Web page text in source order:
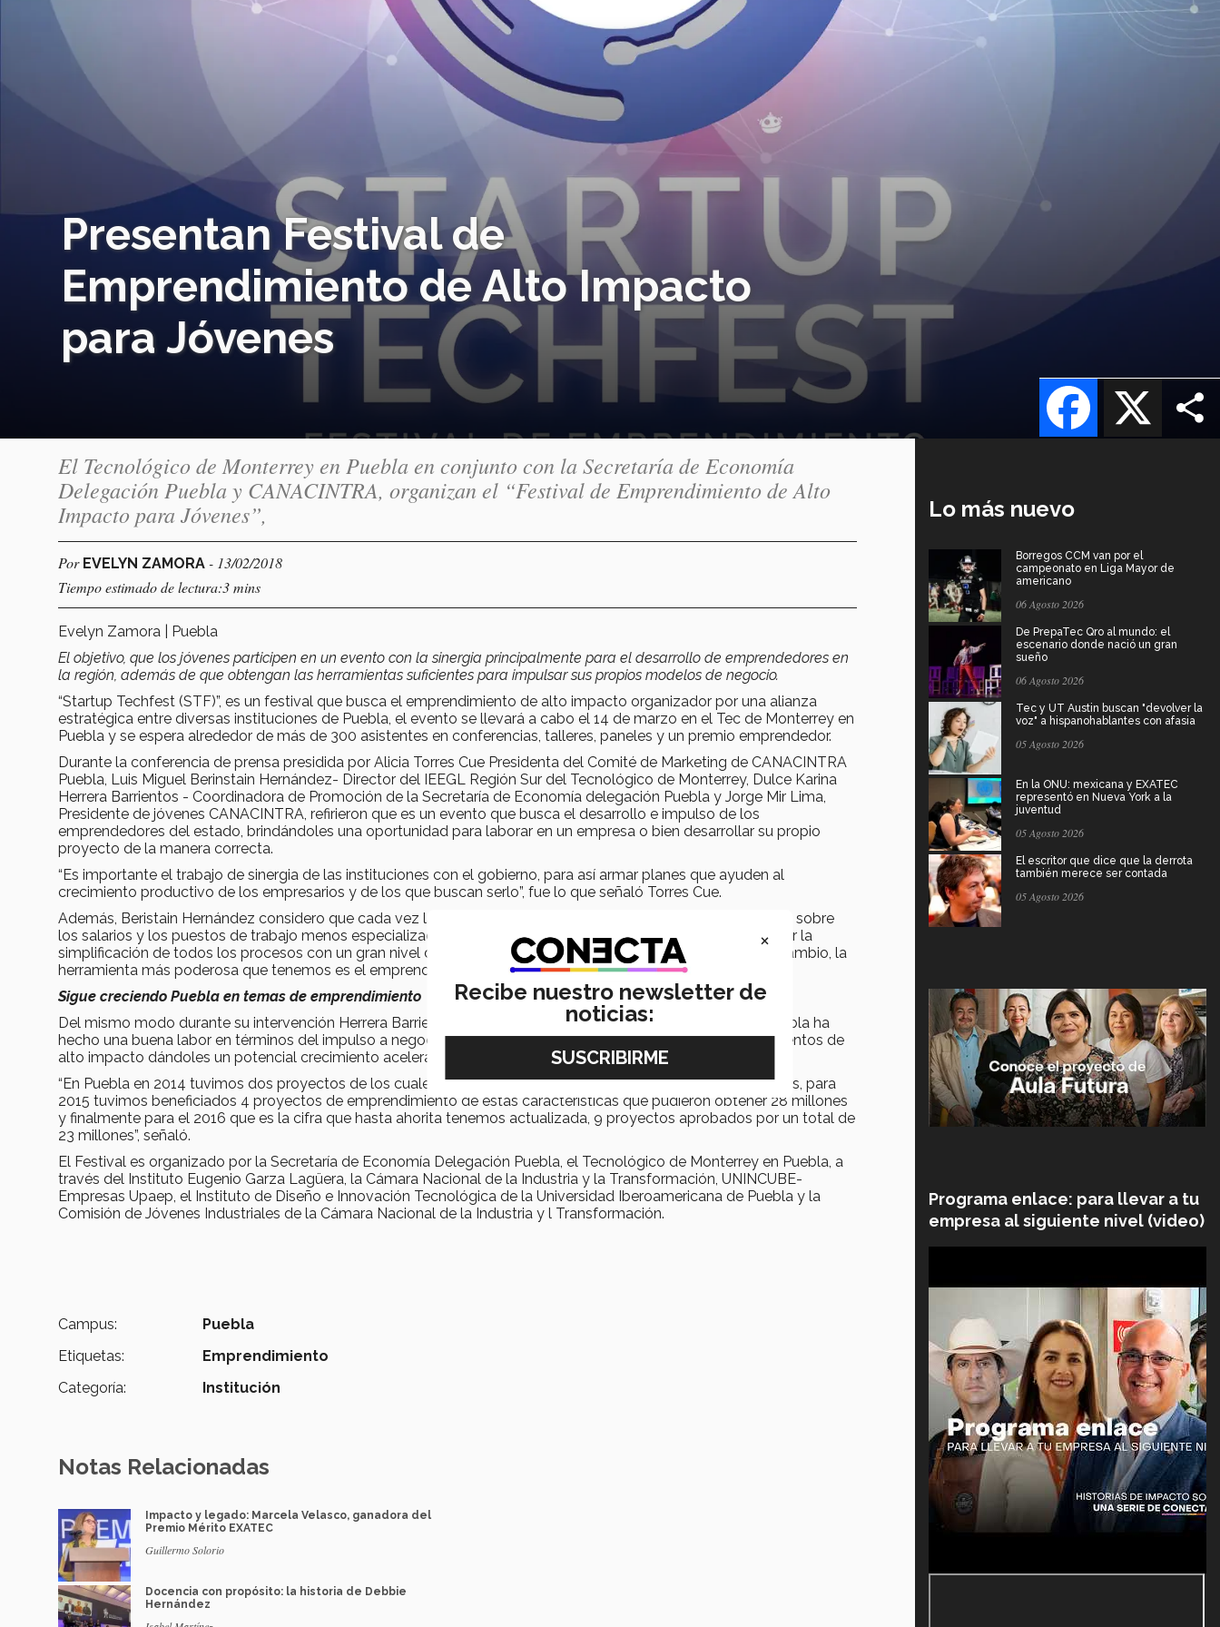
Presentan Festival de
Emprendimiento de Alto Impacto
para Jóvenes
X
Facebook
El Tecnológico de Monterrey en Puebla en conjunto con la Secretaría de Economía
Delegación Puebla y CANACINTRA, organizan el “Festival de Emprendimiento de Alto
Impacto para Jóvenes”,
Por EVELYN ZAMORA - 13/02/2018
Tiempo estimado de lectura:3 mins
Evelyn Zamora | Puebla
El objetivo, que los jóvenes participen en un evento con la sinergia principalmente para el desarrollo de emprendedores en
la región, además de que obtengan las herramientas suficientes para impulsar sus propios modelos de negocio.
“Startup Techfest (STF)”, es un festival que busca el emprendimiento de alto impacto organizador por una alianza
estratégica entre diversas instituciones de Puebla, el evento se llevará a cabo el 14 de marzo en el Tec de Monterrey en
Puebla y se espera alrededor de más de 300 asistentes en conferencias, talleres, paneles y un premio emprendedor.
Durante la conferencia de prensa presidida por Alicia Torres Cue Presidenta del Comité de Marketing de CANACINTRA
Puebla, Luis Miguel Berinstain Hernández- Director del IEEGL Región Sur del Tecnológico de Monterrey, Dulce Karina
Herrera Barrientos - Coordinadora de Promoción de la Secretaría de Economía delegación Puebla y Jorge Mir Lima,
Presidente de jóvenes CANACINTRA, refirieron que es un evento que busca el desarrollo e impulso de los
emprendedores del estado, brindándoles una oportunidad para laborar en un empresa o bien desarrollar su propio
proyecto de la manera correcta.
“Es importante el trabajo de sinergia de las instituciones con el gobierno, para así armar planes que ayuden al
crecimiento productivo de los empresarios y de los que buscan serlo”, fue lo que señaló Torres Cue.
Además, Beristain Hernández considero que cada vez la competitividad global ha causado una fuerte presión sobre
los salarios y los puestos de trabajo menos especializados por el tema de la automatización, robotización, por la
simplificación de todos los procesos con un gran nivel de eficiencia. Lo cual puntualizó que “para lograr un cambio, la
herramienta más poderosa que tenemos es el emprendimiento”
Sigue creciendo Puebla en temas de emprendimiento
Del mismo modo durante su intervención Herrera Barrientos, consideró que la Secretaría de Economía en Puebla ha
hecho una buena labor en términos del impulso a negocios tradicionales o básicos, así como los emprendimientos de
alto impacto dándoles un potencial crecimiento acelerado.
“En Puebla en 2014 tuvimos dos proyectos de los cuales pudieron bajar como subsidio alrededor de 7 millones, para
2015 tuvimos beneficiados 4 proyectos de emprendimiento de estas características que pudieron obtener 28 millones
y finalmente para el 2016 que es la cifra que hasta ahorita tenemos actualizada, 9 proyectos aprobados por un total de
23 millones”, señaló.
El Festival es organizado por la Secretaría de Economía Delegación Puebla, el Tecnológico de Monterrey en Puebla, a
través del Instituto Eugenio Garza Lagüera, la Cámara Nacional de la Industria y la Transformación, UNINCUBE-
Empresas Upaep, el Instituto de Diseño e Innovación Tecnológica de la Universidad Iberoamericana de Puebla y la
Comisión de Jóvenes Industriales de la Cámara Nacional de la Industria y l Transformación.
Campus:
Puebla
Etiquetas:
Emprendimiento
Categoría:
Institución
Notas Relacionadas
Impacto y legado: Marcela Velasco, ganadora del
Premio Mérito EXATEC
Guillermo Solorio
Docencia con propósito: la historia de Debbie
Hernández
Lo más nuevo
Borregos CCM van por el
campeonato en Liga Mayor de
americano
06 Agosto 2026
De PrepaTec Qro al mundo: el
escenario donde nació un gran
sueño
06 Agosto 2026
Tec y UT Austin buscan "devolver la
voz" a hispanohablantes con afasia
05 Agosto 2026
En la ONU: mexicana y EXATEC
representó en Nueva York a la
juventud
05 Agosto 2026
El escritor que dice que la derrota
también merece ser contada
05 Agosto 2026
Programa enlace: para llevar a tu
empresa al siguiente nivel (video)
×
Recibe nuestro newsletter de
noticias: